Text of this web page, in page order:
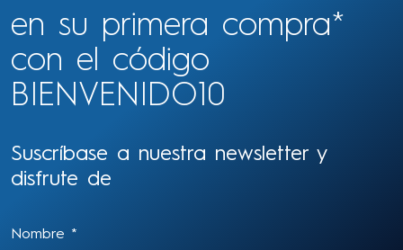
en su primera compra*
con el código
BIENVENIDO10
Suscríbase a nuestra newsletter y
disfrute de